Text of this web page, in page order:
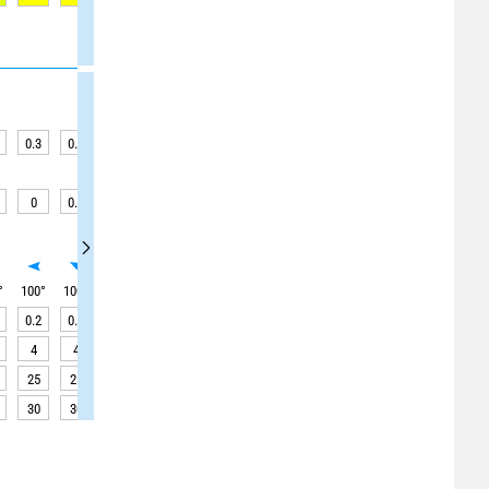
0.3 0.3
0 0.1
100° 100
0.2 0.2
4 4
25 25
30 30